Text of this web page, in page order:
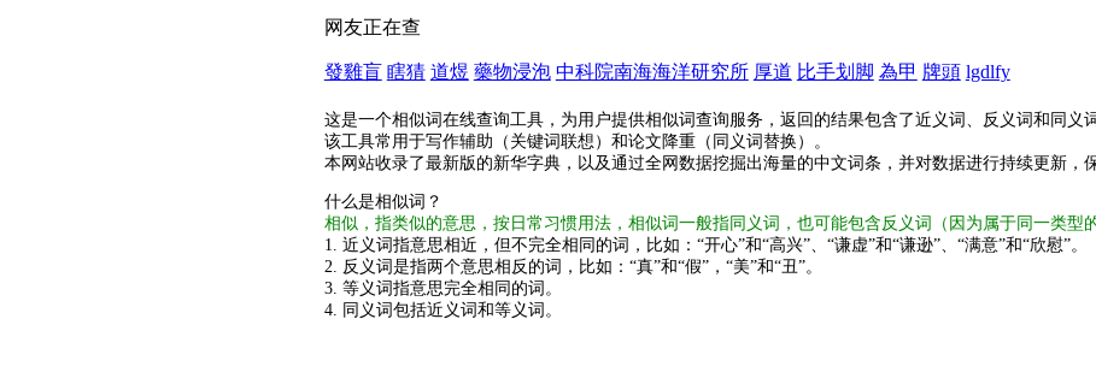
网友正在查
發雞盲 瞎猜 道煜 藥物浸泡 中科院南海海洋研究所 厚道 比手划脚 為甲 牌頭 lgdlfy
这是一个相似词在线查询工具，为用户提供相似词查询服务，返回的结果包含了近义词、反义词和同义词
该工具常用于写作辅助（关键词联想）和论文降重（同义词替换）。
本网站收录了最新版的新华字典，以及通过全网数据挖掘出海量的中文词条，并对数据进行持续更新，
什么是相似词？
相似，指类似的意思，按日常习惯用法，相似词一般指同义词，也可能包含反义词（因为属于同一类型
1. 近义词指意思相近，但不完全相同的词，比如：“开心”和“高兴”、“谦虚”和“谦逊”、“满意”和“欣慰”。
2. 反义词是指两个意思相反的词，比如：“真”和“假”，“美”和“丑”。
3. 等义词指意思完全相同的词。
4. 同义词包括近义词和等义词。